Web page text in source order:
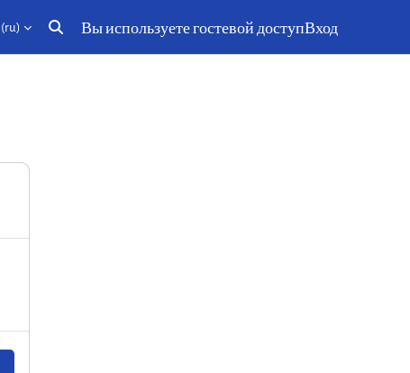
Изменить данные поисковой строки
Вы используете гостевой доступВход